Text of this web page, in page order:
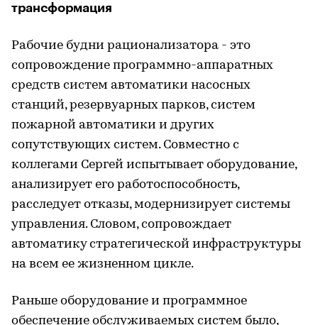
трансформация
Рабочие будни рационализатора - это
сопровождение программно-аппаратных
средств систем автоматики насосных
станций, резервуарных парков, систем
пожарной автоматики и других
сопутствующих систем. Совместно с
коллегами Сергей испытывает оборудование,
анализирует его работоспособность,
расследует отказы, модернизирует системы
управления. Словом, сопровождает
автоматику стратегической инфраструктуры
на всем ее жизненном цикле.
Раньше оборудование и программное
обеспечение обслуживаемых систем было,